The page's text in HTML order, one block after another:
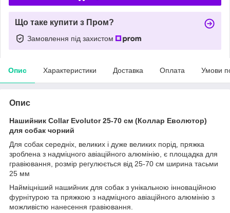
Що таке купити з Пром?
Замовлення під захистом
Опис Характеристики Доставка Оплата Умови
Опис
Нашийник Collar Evolutor 25-70 см (Коллар Еволютор)
для собак чорний
Для собак середніх, великих і дуже великих порід, пряжка
зроблена з надміцного авіаційного алюмінію, є площадка для
гравіювання, розмір регулюється від 25-70 см ширина тасьми
25 мм
Найміцніший нашийник для собак з унікальною інноваційною
фурнітурою та пряжкою з надміцного авіаційного алюмінію з
можливістю нанесення гравіювання.